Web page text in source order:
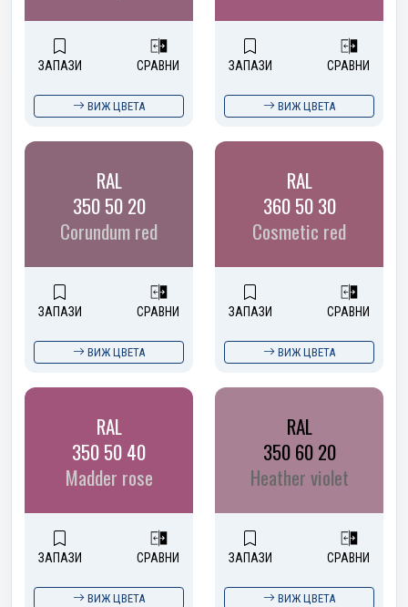
ЗАПАЗИ СРАВНИ
ВИЖ ЦВЕТА
ЗАПАЗИ СРАВНИ
ВИЖ ЦВЕТА
RAL
350 50 20
Corundum red
ЗАПАЗИ СРАВНИ
ВИЖ ЦВЕТА
RAL
360 50 30
Cosmetic red
ЗАПАЗИ СРАВНИ
ВИЖ ЦВЕТА
RAL
350 50 40
Madder rose
ЗАПАЗИ СРАВНИ
ВИЖ ЦВЕТА
RAL
350 60 20
Heather violet
ЗАПАЗИ СРАВНИ
ВИЖ ЦВЕТА